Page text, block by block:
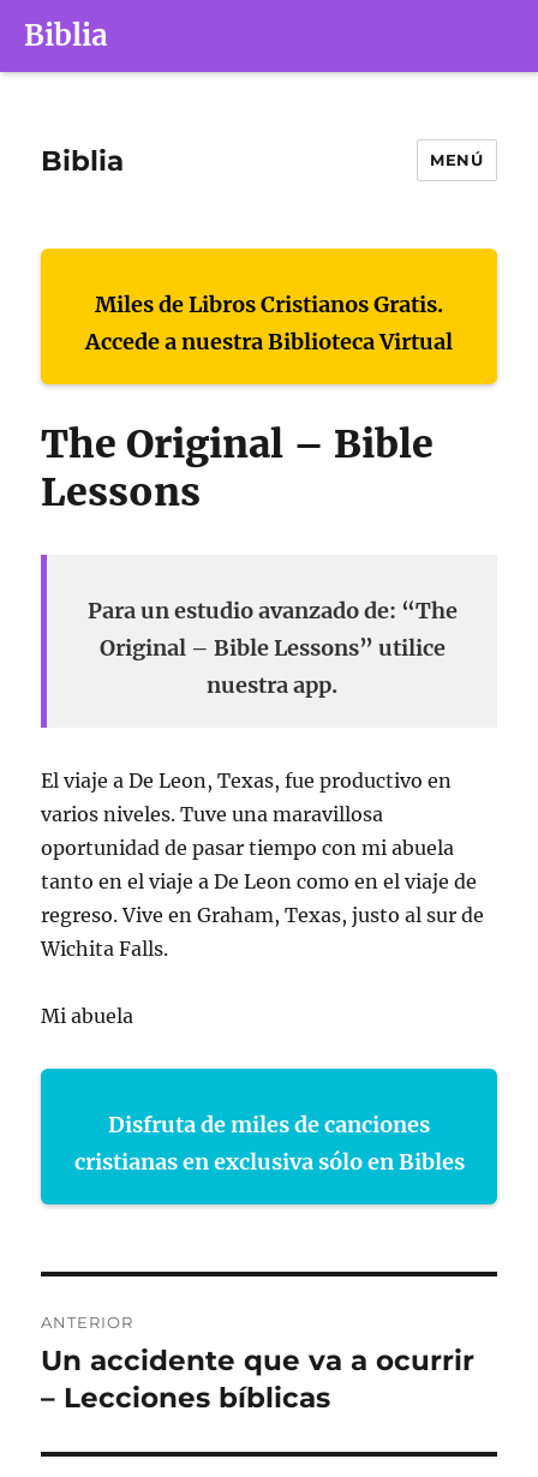
Biblia
Biblia MENÚ
Miles de Libros Cristianos Gratis.
Accede a nuestra Biblioteca Virtual
The Original – Bible
Lessons
Para un estudio avanzado de: “The
Original – Bible Lessons” utilice
nuestra app.
El viaje a De Leon, Texas, fue productivo en
varios niveles. Tuve una maravillosa
oportunidad de pasar tiempo con mi abuela
tanto en el viaje a De Leon como en el viaje de
regreso. Vive en Graham, Texas, justo al sur de
Wichita Falls.
Mi abuela
Disfruta de miles de canciones
cristianas en exclusiva sólo en Bibles
de
entradas
ANTERIOR
Entrada
anterior:
Un accidente que va a ocurrir
– Lecciones bíblicas